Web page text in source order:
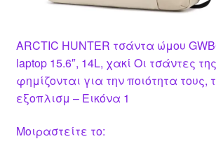
ARCTIC HUNTER τσάντα ώμου
laptop 15.6″, 14L, χακί Οι τσάντες
φημίζονται για την ποιότητα τους,
εξοπλισμ – Εικόνα 1
Μοιραστείτε το: